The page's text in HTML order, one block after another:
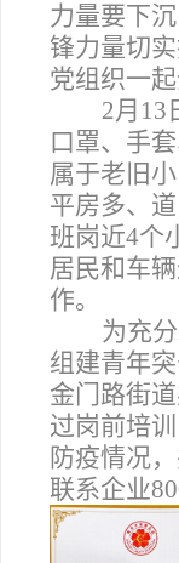
力量要下
锋力量切
党组织一
2月13
口罩、手
属于老旧
平房多、
班岗近4个
居民和车
作。
为充
组建青年
金门路街
过岗前培
防疫情况
联系企业